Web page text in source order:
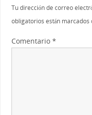
Tu dirección de correo
obligatorios están marcados
Comentario *